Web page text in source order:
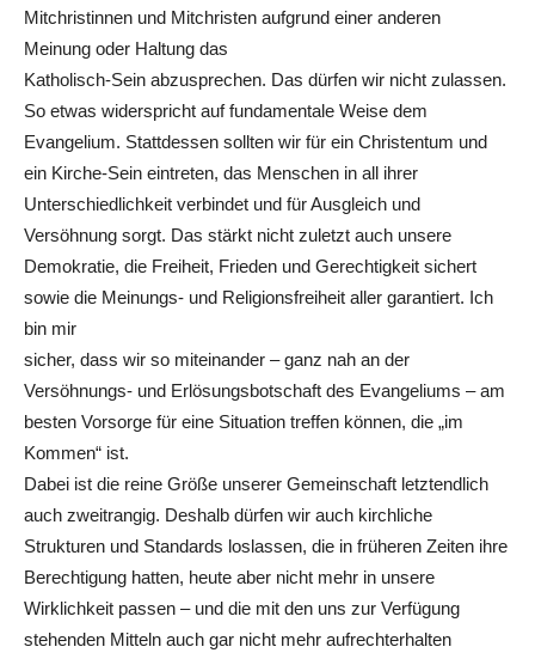
Mitchristinnen und Mitchristen aufgrund einer anderen
Meinung oder Haltung das
Katholisch-Sein abzusprechen. Das dürfen wir nicht zulassen.
So etwas widerspricht auf fundamentale Weise dem
Evangelium. Stattdessen sollten wir für ein Christentum und
ein Kirche-Sein eintreten, das Menschen in all ihrer
Unterschiedlichkeit verbindet und für Ausgleich und
Versöhnung sorgt. Das stärkt nicht zuletzt auch unsere
Demokratie, die Freiheit, Frieden und Gerechtigkeit sichert
sowie die Meinungs- und Religionsfreiheit aller garantiert. Ich
bin mir
sicher, dass wir so miteinander – ganz nah an der
Versöhnungs- und Erlösungsbotschaft des Evangeliums – am
besten Vorsorge für eine Situation treffen können, die „im
Kommen“ ist.
Dabei ist die reine Größe unserer Gemeinschaft letztendlich
auch zweitrangig. Deshalb dürfen wir auch kirchliche
Strukturen und Standards loslassen, die in früheren Zeiten ihre
Berechtigung hatten, heute aber nicht mehr in unsere
Wirklichkeit passen – und die mit den uns zur Verfügung
stehenden Mitteln auch gar nicht mehr aufrechterhalten